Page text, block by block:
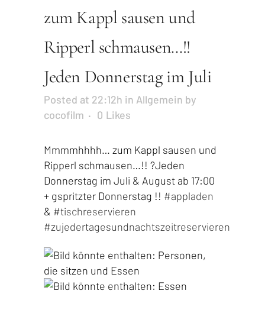
zum Kappl sausen und
Ripperl schmausen…!!
Jeden Donnerstag im Juli
Posted at 22:12h in Allgemein by
cocofilm
0 Likes
Mmmmhhhh… zum Kappl sausen und
Ripperl schmausen…!! ?Jeden
Donnerstag im Juli & August ab 17:00
+ gspritzter Donnerstag !! #appladen
& #tischreservieren
#zujedertagesundnachtszeitreservieren